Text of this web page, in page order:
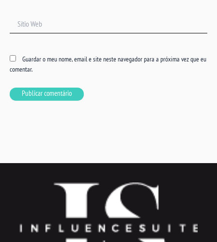
Web
Guardar o meu nome, email e site neste navegador para a próxima vez que eu
comentar.